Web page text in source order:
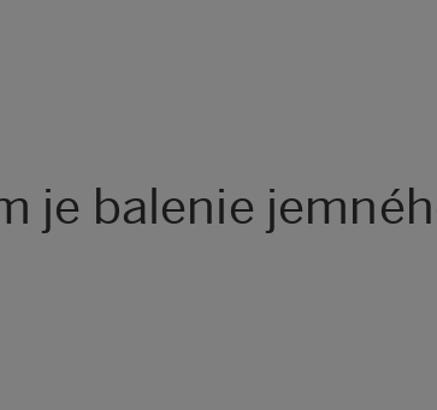
je balenie